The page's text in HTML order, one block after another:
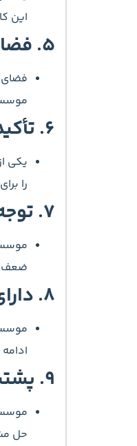
این
۵.
فضای
۶.
یکی
را
۷.
ضعف
۸.
۹.
حل